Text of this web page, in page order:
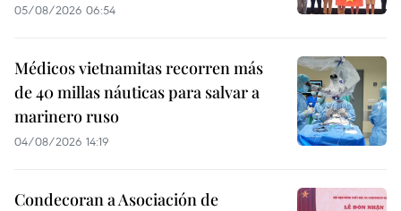
05/08/2026 06:54
Médicos vietnamitas recorren más
de 40 millas náuticas para salvar a
marinero ruso
04/08/2026 14:19
Condecoran a Asociación de